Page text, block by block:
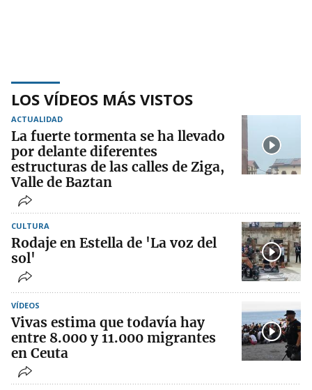
LOS VÍDEOS MÁS VISTOS
ACTUALIDAD
La fuerte tormenta se ha llevado
por delante diferentes
estructuras de las calles de Ziga,
Valle de Baztan
CULTURA
Rodaje en Estella de 'La voz del
sol'
VÍDEOS
Vivas estima que todavía hay
entre 8.000 y 11.000 migrantes
en Ceuta